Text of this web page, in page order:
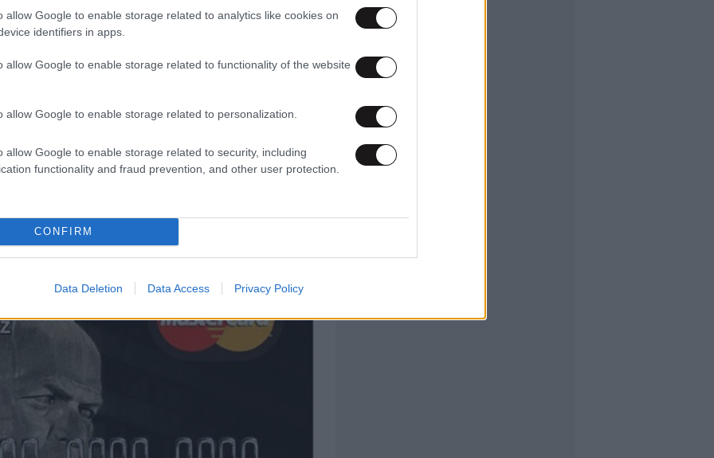
allow Google to enable storage related to analytics like cookies on
identifiers in apps.
allow Google to enable storage related to functionality of the website
allow Google to enable storage related to personalization.
allow Google to enable storage related to security, including
functionality and fraud prevention, and other user protection.
CONFIRM
Data Deletion Data Access Privacy Policy
από πελάτες σε δυτικογερμανικά κρατίδια, οι
ανοίξουν έναν τοπικό λογαριασμό σε εμάς
πρόσωπο του Μαρξ», τόνισε ο ίδιος
το 2008, το 52% των Ανατολικογερμανών
της ελεύθερης αγοράς «είναι απρόσφορη»,
σοσιαλισμός.
στην Ανατολική Γερμανία